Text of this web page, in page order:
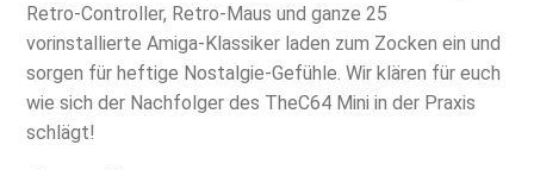
Retro-Controller, Retro-Maus und ganze 25
vorinstallierte Amiga-Klassiker laden zum Zocken ein und
sorgen für heftige Nostalgie-Gefühle. Wir klären für euch
wie sich der Nachfolger des TheC64 Mini in der Praxis
schlägt!